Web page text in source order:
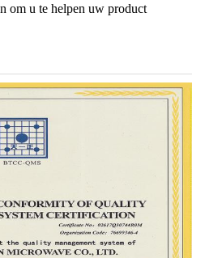
om u te helpen uw product